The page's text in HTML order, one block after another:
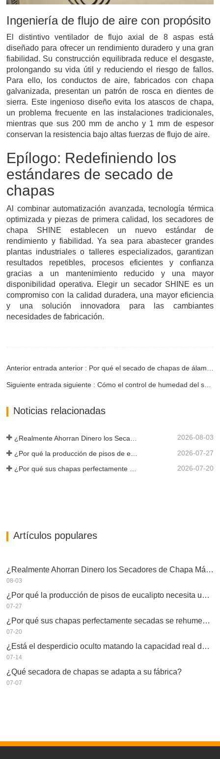
Ingeniería de flujo de aire con propósito
El distintivo ventilador de flujo axial de 8 aspas está
diseñado para ofrecer un rendimiento duradero y una gran
fiabilidad. Su construcción equilibrada reduce el desgaste,
prolongando su vida útil y reduciendo el riesgo de fallos.
Para ello, los conductos de aire, fabricados con chapa
galvanizada, presentan un patrón de rosca en dientes de
sierra. Este ingenioso diseño evita los atascos de chapa,
un problema frecuente en las instalaciones tradicionales,
mientras que sus 200 mm de ancho y 1 mm de espesor
conservan la resistencia bajo altas fuerzas de flujo de aire.
Epílogo: Redefiniendo los
estándares de secado de
chapas
Al combinar automatización avanzada, tecnología térmica
optimizada y piezas de primera calidad, los secadores de
chapa SHINE establecen un nuevo estándar de
rendimiento y fiabilidad. Ya sea para abastecer grandes
plantas industriales o talleres especializados, garantizan
resultados repetibles, procesos eficientes y confianza
gracias a un mantenimiento reducido y una mayor
disponibilidad operativa. Elegir un secador SHINE es un
compromiso con la calidad duradera, una mayor eficiencia
y una solución innovadora para las cambiantes
necesidades de fabricación.
Anterior entrada anterior : Por qué el secado de chapas de álamo y de haya es diferente
Siguiente entrada siguiente : Cómo el control de humedad del secador de chapa previene defectos en la madera contrachapada
Noticias relacionadas
2026-08-03
2026-07-27
2026-07-20
Artículos populares
¿Realmente Ahorran Dinero los Secadores de Chapa Más Grandes?
08-03
¿Por qué la producción de pisos de eucalipto necesita un secador de chapas?
07-27
¿Por qué sus chapas perfectamente secadas se rehumedecen?
07-20
¿Está el desperdicio oculto matando la capacidad real de su secador de chapas?
07-14
¿Qué secadora de chapas se adapta a su fábrica?
07-07